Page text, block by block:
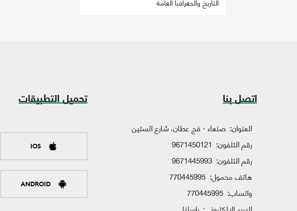
اتصل بنا
العنوان: صنعاء - فج عطان، شارع الستين
رقم التلفون: 9671450121
رقم التلفون: 9671445993
هاتف محمول: 770445995
واتساب: 770445995
تحميل التطبيقات
IOS
ANDROID